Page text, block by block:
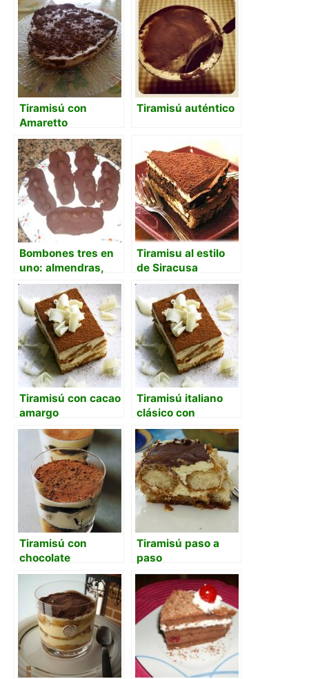
Tiramisú con
Amaretto
Tiramisú auténtico
Bombones tres en
uno: almendras,
cerezas con
amaretto y café
Tiramisu al estilo
de Siracusa
Tiramisú con cacao
amargo
Tiramisú italiano
clásico con
mascarpone y
Marsala
Tiramisú con
chocolate
Tiramisú paso a
paso